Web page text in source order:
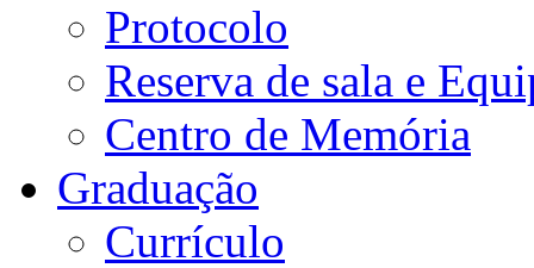
Protocolo
Reserva de sala e
Centro de Memória
Graduação
Currículo